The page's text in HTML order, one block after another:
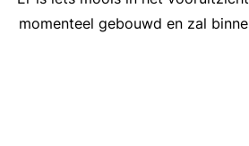
momenteel gebouwd en zal